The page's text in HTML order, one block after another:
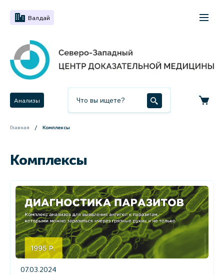
Валдай
Анализы
Главная Комплексы
Комплексы
07.03.2024